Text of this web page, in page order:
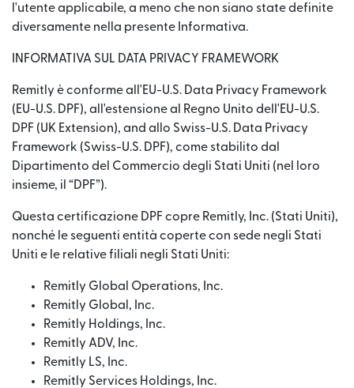
l'utente applicabile, a meno che non siano state definite
diversamente nella presente Informativa.
INFORMATIVA SUL DATA PRIVACY FRAMEWORK
Remitly è conforme all'EU-U.S. Data Privacy Framework
(EU-U.S. DPF), all'estensione al Regno Unito dell'EU-U.S.
DPF (UK Extension), and allo Swiss-U.S. Data Privacy
Framework (Swiss-U.S. DPF), come stabilito dal
Dipartimento del Commercio degli Stati Uniti (nel loro
insieme, il “DPF”).
Questa certificazione DPF copre Remitly, Inc. (Stati Uniti),
nonché le seguenti entità coperte con sede negli Stati
Uniti e le relative filiali negli Stati Uniti:
Remitly Global Operations, Inc.
Remitly Global, Inc.
Remitly Holdings, Inc.
Remitly ADV, Inc.
Remitly LS, Inc.
Remitly Services Holdings, Inc.